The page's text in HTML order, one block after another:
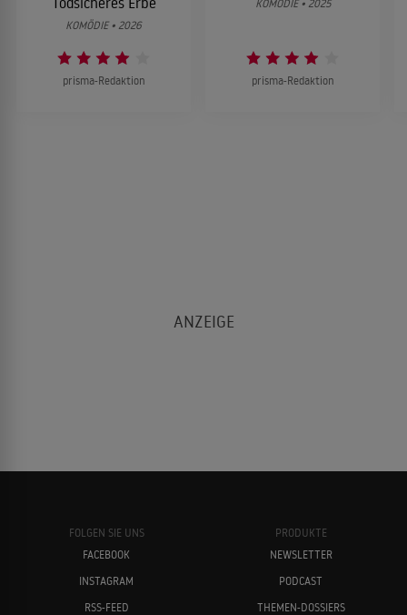
KOMÖDIE • 2026
prisma-Redaktion
KOMÖDIE • 2025
prisma-Redaktion
FOLGEN SIE UNS
FACEBOOK
INSTAGRAM
RSS-FEED
PRODUKTE
NEWSLETTER
PODCAST
THEMEN-DOSSIERS